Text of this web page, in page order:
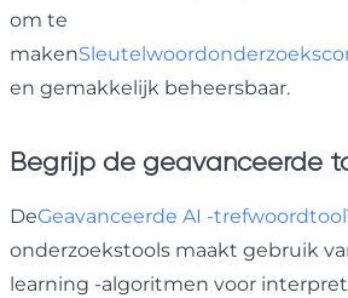
om te
maken
en gemakkelijk beheersbaar.
Begrijp de geavanceerde
DeGeavanceerde AI -trefwoordtool
onderzoekstools maakt gebruik
learning -algoritmen voor